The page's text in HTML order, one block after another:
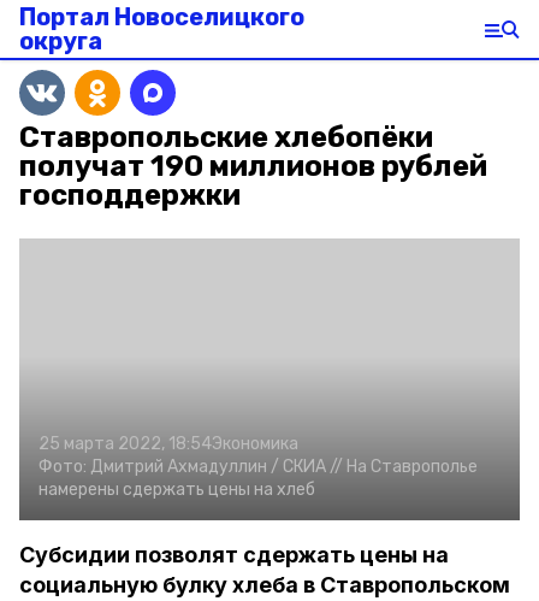
Портал Новоселицкого
округа
Ставропольские хлебопёки
получат 190 миллионов рублей
господдержки
25 марта 2022, 18:54Экономика
Фото: Дмитрий Ахмадуллин / СКИА // На Ставрополье
намерены сдержать цены на хлеб
Субсидии позволят сдержать цены на
социальную булку хлеба в Ставропольском